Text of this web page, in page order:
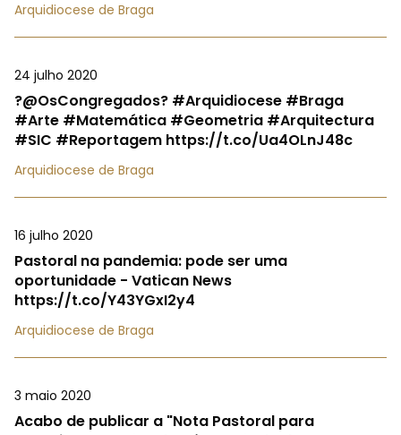
Arquidiocese de Braga
24 julho 2020
?@OsCongregados? #Arquidiocese #Braga
#Arte #Matemática #Geometria #Arquitectura
#SIC #Reportagem https://t.co/Ua4OLnJ48c
Arquidiocese de Braga
16 julho 2020
Pastoral na pandemia: pode ser uma
oportunidade - Vatican News
https://t.co/Y43YGxI2y4
Arquidiocese de Braga
3 maio 2020
Acabo de publicar a "Nota Pastoral para